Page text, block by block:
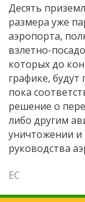
Десять
размера уже
аэропорта,
взлетно-
которых до
графике,
пока
решение о
либо другим
уничтожении и
руководства
ЕС